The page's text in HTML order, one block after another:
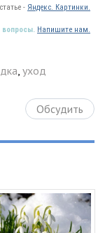
- Яндекс. Картинки.
вопросы. Напишите нам.
, уход
Обсудить